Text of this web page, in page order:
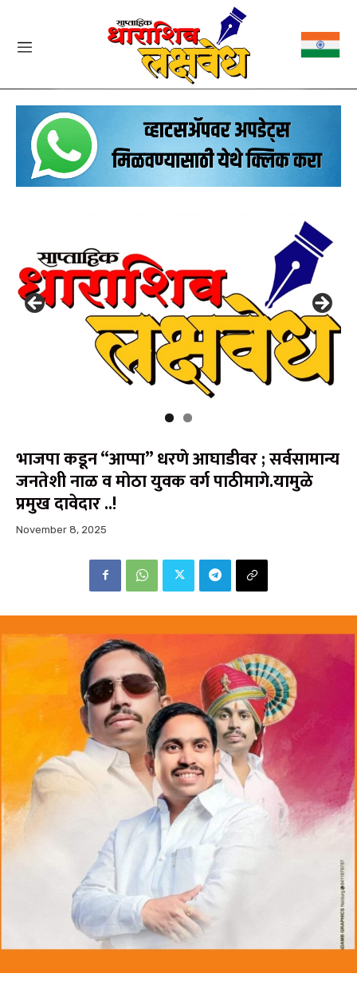
भाजपा कडून “आप्पा” धरणे आघाडीवर ; सर्वसामान्य
जनतेशी नाळ व मोठा युवक वर्ग पाठीमागे.यामुळे
प्रमुख दावेदार ..!
November 8, 2025